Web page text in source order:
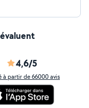
4,6/5
à partir de 66000 avis